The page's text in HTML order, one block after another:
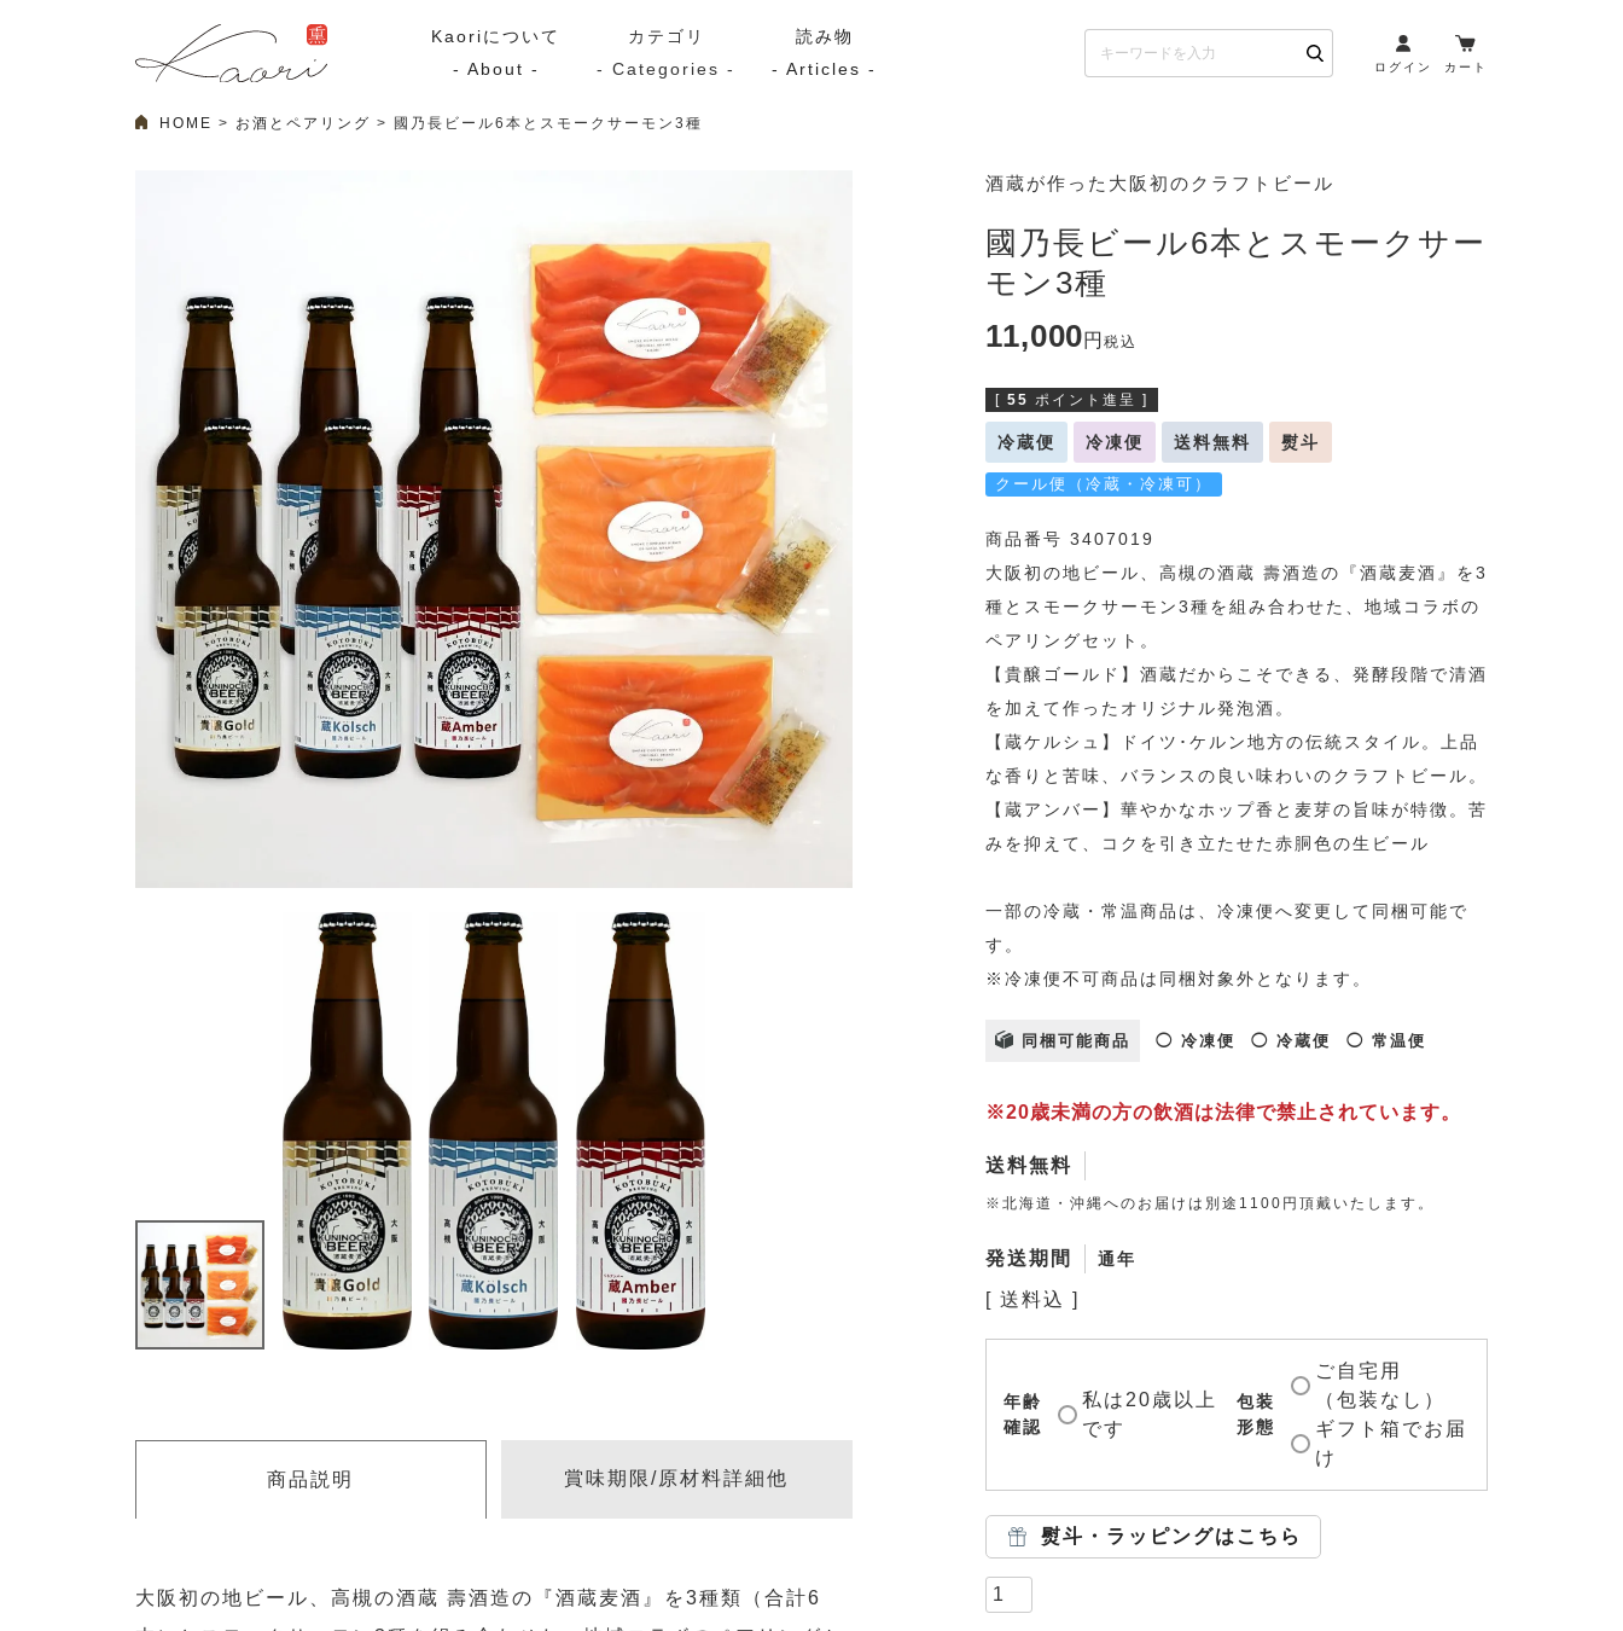
Kaoriについて
- About -
カテゴリ
- Categories -
Ocean Rich
ラッピング
その他
プレミアム
漬け魚
Kaoriセレクト
ワイン・スパークリング
特集・期間限定セール サブスク（定期コース・頒布会） 商品一覧
読み物
- Articles -
ログイン カート
HOME お酒とペアリング 國乃長ビール6本とスモークサーモン3種
酒蔵が作った大阪初のクラフトビール
國乃長ビール6本とスモークサー
モン3種
11,000
税込
[ 55 ポイント進呈 ]
冷蔵便 冷凍便 送料無料 熨斗
クール便（冷蔵・冷凍可）
商品番号 3407019
大阪初の地ビール、高槻の酒蔵 壽酒造の『酒蔵麦酒』を3
種とスモークサーモン3種を組み合わせた、地域コラボの
ペアリングセット。
【貴醸ゴールド】酒蔵だからこそできる、発酵段階で清酒
を加えて作ったオリジナル発泡酒。
【蔵ケルシュ】ドイツ･ケルン地方の伝統スタイル。上品
な香りと苦味、バランスの良い味わいのクラフトビール。
【蔵アンバー】華やかなホップ香と麦芽の旨味が特徴。苦
みを抑えて、コクを引き立たせた赤胴色の生ビール
一部の冷蔵・常温商品は、冷凍便へ変更して同梱可能で
す。
※冷凍便不可商品は同梱対象外となります。
同梱可能商品 ◯ 冷凍便 ◯ 冷蔵便 ◯ 常温便
※20歳未満の方の飲酒は法律で禁止されています。
送料無料
※北海道・沖縄へのお届けは別途1100円頂戴いたします。
発送期間 通年
送料込
年齢
確認
私は20歳以上
です
包装
形態
ご自宅用
（包装なし）
ギフト箱でお届
け
熨斗・ラッピングはこちら
商品説明 賞味期限/原材料詳細他
大阪初の地ビール、高槻の酒蔵 壽酒造の『酒蔵麦酒』を3種類（合計6